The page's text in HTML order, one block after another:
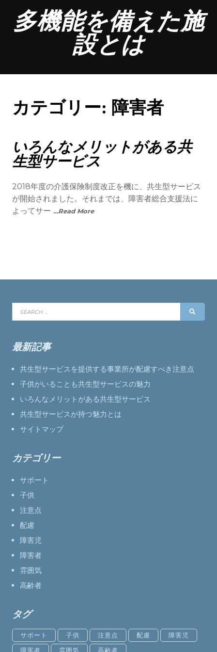
content多機能を備えた施
設とは
カテゴリー: 障害者
いろんなメリットがある共
生型サービス
2018年度の介護保険制度改正を機に、共生型サービス
が開始されました。それまでは、障害者総合支援法に
よってサー …Read More
最新記事
共生型サービスを提供する事業所が配慮すべき注意点
子供がいることも共生型サービスの魅力
いろんなメリットがある共生型サービス
共生型サービスが持つ魅力とは
サイトマップ
カテゴリー
サポート
子供
注意点
配慮
障害児
障害者
雰囲気
高齢者
タグ
サポート 子供 注意点 配慮
障害児
障害者
雰囲気 高齢者